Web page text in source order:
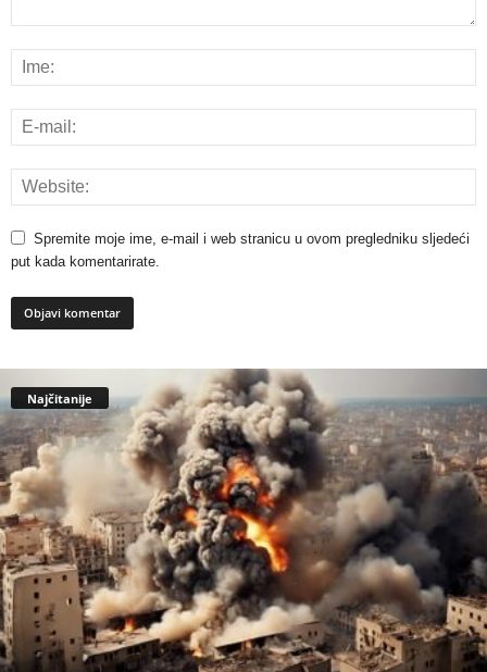
Spremite moje ime, e-mail i web stranicu u ovom pregledniku sljedeći
put kada komentarirate.
Najčitanije